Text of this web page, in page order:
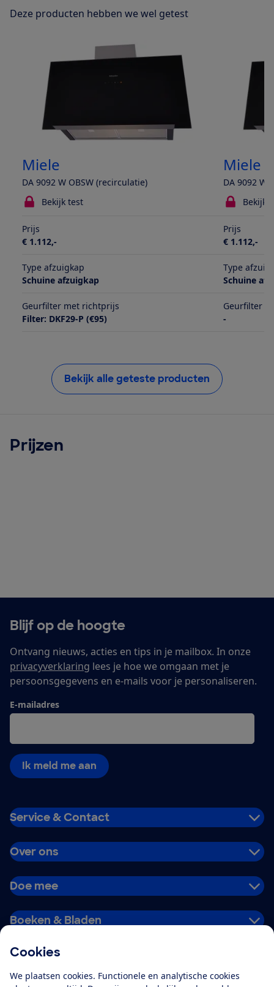
Cookies
We plaatsen cookies. Functionele en analytische cookies
Deze producten hebben we wel getest
Miele
DA 9092 W OBSW (recirculatie)
Miele
DA 9092 W
Bekijk test
Bekijk
Prijs
€ 1.112,-
Prijs
€ 1.112,-
Type afzuigkap
Schuine afzuigkap
Type
Schuine
Geurfilter met richtprijs
Filter: DKF29-P (€95)
Geurfilter
-
Bekijk alle geteste producten
Prijzen
Blijf op de hoogte
Ontvang nieuws, acties en tips in je mailbox. In onze
privacyverklaring lees je hoe we omgaan met je
persoonsgegevens en e-mails voor je personaliseren.
E-mailadres
Ik meld me aan
Service & Contact
Over ons
Doe mee
Boeken & Bladen